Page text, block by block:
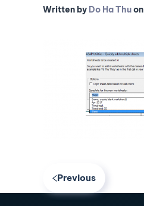
Written by Do Ha Thuon
Previous